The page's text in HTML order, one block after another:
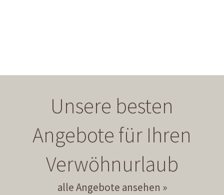
Unsere besten
Angebote für Ihren
Verwöhnurlaub
alle Angebote ansehen